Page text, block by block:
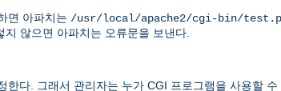
면 아파치는 /usr/local/apache2/cgi-bin/
않으면 아파치는 오류문을 보낸다.
한다. 그래서 관리자는 누가 CGI 프로그램을 사용할